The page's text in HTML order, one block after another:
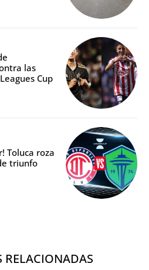
las
Cup
Toluca roza
triunfo
RELACIONADAS